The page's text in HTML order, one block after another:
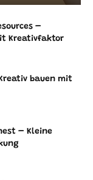
–
Kreativfaktor
bauen mit
– Kleine